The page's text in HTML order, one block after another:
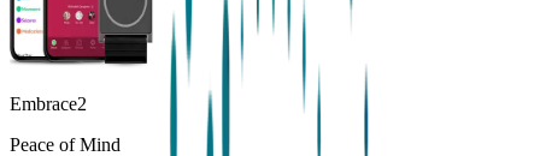
Embrace2
Peace of Mind